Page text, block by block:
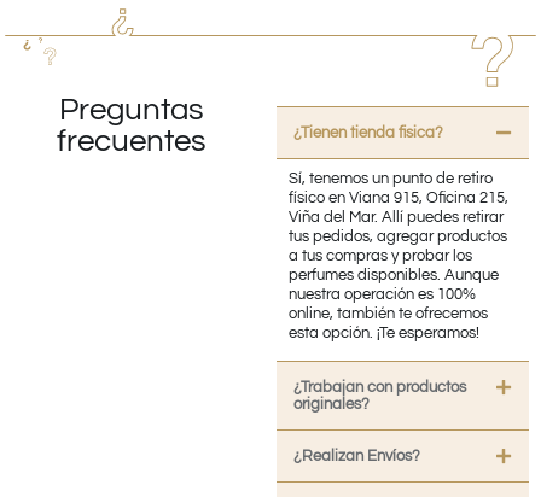
Preguntas
frecuentes
¿Tienen tienda fisica?
Sí, tenemos un punto de retiro
físico en Viana 915, Oficina 215,
Viña del Mar. Allí puedes retirar
tus pedidos, agregar productos
a tus compras y probar los
perfumes disponibles. Aunque
nuestra operación es 100%
online, también te ofrecemos
esta opción. ¡Te esperamos!
¿Trabajan con productos
originales?
¿Realizan Envíos?